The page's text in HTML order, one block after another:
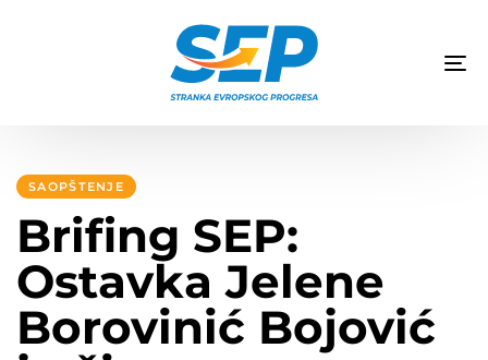
SAOPŠTENJE
Brifing SEP:
Ostavka Jelene
Borovinić Bojović